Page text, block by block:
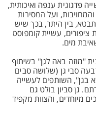
פדגוגית ענפה ואיכותית,
ועל המסירות
בין היתר, בכך שיש
עשיית קומפוסט
מים.
"מוזה באה לגן" בשיתוף
סבי גן (שלושה סבים
בגן", השותפים לעשייה
גן סביון בולט גם
מיוחדים, והצוות מקפיד